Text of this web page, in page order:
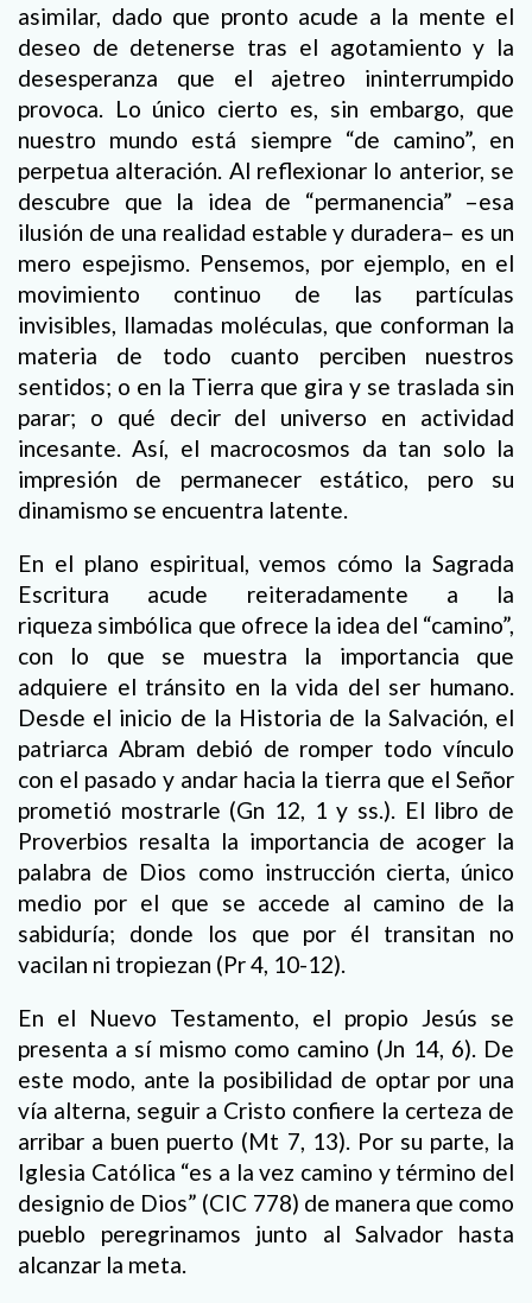
asimilar, dado que pronto acude a la mente el
deseo de detenerse tras el agotamiento y la
desesperanza que el ajetreo ininterrumpido
provoca. Lo único cierto es, sin embargo, que
nuestro mundo está siempre “de camino”, en
perpetua alteración. Al reflexionar lo anterior, se
descubre que la idea de “permanencia” –esa
ilusión de una realidad estable y duradera– es un
mero espejismo. Pensemos, por ejemplo, en el
movimiento continuo de las partículas
invisibles, llamadas moléculas, que conforman la
materia de todo cuanto perciben nuestros
sentidos; o en la Tierra que gira y se traslada sin
parar; o qué decir del universo en actividad
incesante. Así, el macrocosmos da tan solo la
impresión de permanecer estático, pero su
dinamismo se encuentra latente.
En el plano espiritual, vemos cómo la Sagrada
Escritura acude reiteradamente a la
riqueza simbólica que ofrece la idea del “camino”,
con lo que se muestra la importancia que
adquiere el tránsito en la vida del ser humano.
Desde el inicio de la Historia de la Salvación, el
patriarca Abram debió de romper todo vínculo
con el pasado y andar hacia la tierra que el Señor
prometió mostrarle (Gn 12, 1 y ss.). El libro de
Proverbios resalta la importancia de acoger la
palabra de Dios como instrucción cierta, único
medio por el que se accede al camino de la
sabiduría; donde los que por él transitan no
vacilan ni tropiezan (Pr 4, 10-12).
En el Nuevo Testamento, el propio Jesús se
presenta a sí mismo como camino (Jn 14, 6). De
este modo, ante la posibilidad de optar por una
vía alterna, seguir a Cristo confiere la certeza de
arribar a buen puerto (Mt 7, 13). Por su parte, la
Iglesia Católica “es a la vez camino y término del
designio de Dios” (CIC 778) de manera que como
pueblo peregrinamos junto al Salvador hasta
alcanzar la meta.